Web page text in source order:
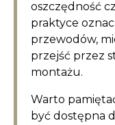
oszczędność
praktyce
przewodów,
przejść przez
montażu.
Warto
być dostępna